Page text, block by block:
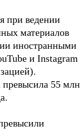
при ведении
материалов
иностранными
и Instagram
превысила 55 млн